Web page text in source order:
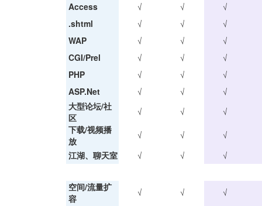
Access
√ √
√
.shtml
√ √
√
WAP
√ √
√
CGI/Prel
√ √
√
PHP
√ √
√
ASP.Net
√ √
√
大型论坛/社
区
√ √
√
下载/视频播
放
√ √
√
江湖、聊天室
√ √ √
空间/流量扩
容
√ √
√